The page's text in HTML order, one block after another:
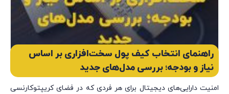
راهنمای انتخاب کیف پول سخت‌افزاری بر اساس
نیاز و بودجه؛ بررسی مدل‌های جدید
امنیت دارایی‌های دیجیتال برای هر فردی که در فضای کریپتوکارنسی